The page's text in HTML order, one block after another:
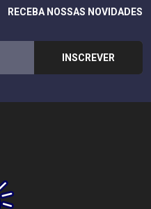
RECEBA NOSSAS NOVIDADES